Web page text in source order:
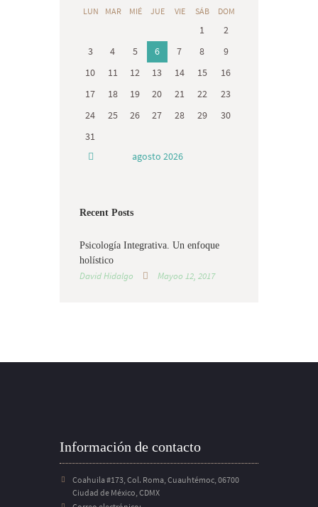
LUN MAR MIÉ JUE VIE SÁB DOM
1
2
3
4 5 6 7 8
9
10
11 12 13 14 15
16
17
18 19 20 21 22
23
24
25 26 27 28 29
30
31
agosto 2026
Recent Posts
Psicología Integrativa. Un enfoque
holístico
David Hidalgo Mayoo 12, 2017
Información de contacto
Coahuila #173, Col. Roma, Cuauhtémoc, 06700
Ciudad de México, CDMX